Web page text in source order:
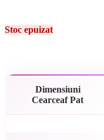
Stoc epuizat
Dimensiuni
Cearceaf Pat